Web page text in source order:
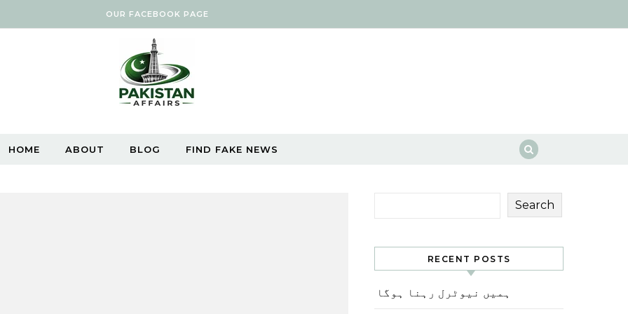
OUR FACEBOOK PAGE
HOME ABOUT BLOG FIND FAKE NEWS
Search
RECENT POSTS
ہمیں نیوٹرل رہنا ہوگا